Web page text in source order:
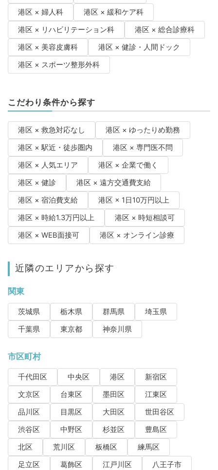
港区 × 婦人科
港区 × 緩和ケア科
港区 × リハビリテーション科
港区 × 総合診療科
港区 × 美容皮膚科
港区 × 健診・人間ドック
港区 × スポーツ整形外科
こだわり条件から探す
港区 × 救急対応なし
港区 × ゆったりめ勤務
港区 × 駅近・徒歩圏内
港区 × 専門医不問
港区 × 人気エリア
港区 × 企業で働く
港区 × 健診
港区 × 遠方交通費支給
港区 × 宿泊費支給
港区 × 1日10万円以上
港区 × 時給1.3万円以上
港区 × 時短相談可
港区 × WEB面接可
港区 × オンライン診療
近隣のエリアから探す
関東
茨城県 栃木県 群馬県
埼玉県
千葉県
東京都 神奈川県
市区町村
千代田区 中央区 港区
新宿区
文京区
台東区 墨田区
江東区
品川区
目黒区 大田区
世田谷区
渋谷区
中野区 杉並区
豊島区
北区
荒川区 板橋区
練馬区
足立区
葛飾区 江戸川区
八王子市